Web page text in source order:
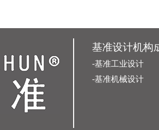
基准设计机构
-基准工业设计
-基准机械设计